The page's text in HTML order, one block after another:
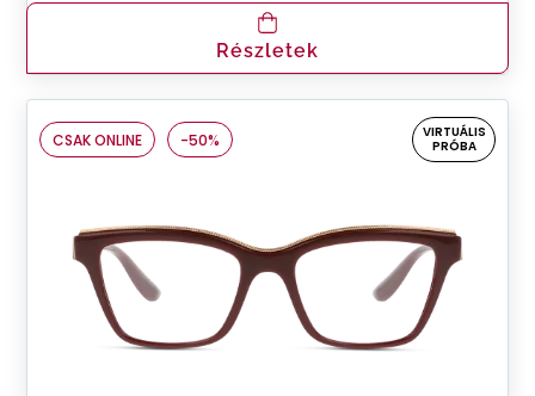
Részletek
CSAK ONLINE -50%
VIRTUÁLIS
PRÓBA